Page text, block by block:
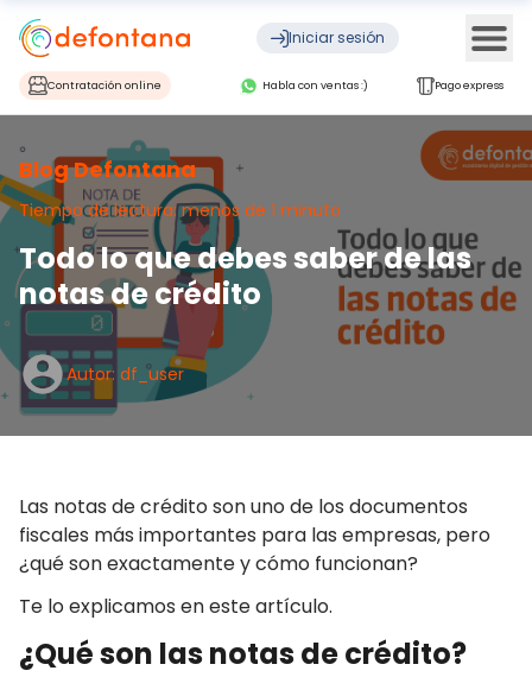
Iniciar sesión
Contratación online Habla con ventas :) Pago express
Blog Defontana
Tiempo de lectura: menos de 1 minuto
Todo lo que debes saber de las
notas de crédito
Autor: df_user
Las notas de crédito son uno de los documentos
fiscales más importantes para las empresas, pero
¿qué son exactamente y cómo funcionan?
Te lo explicamos en este artículo.
¿Qué son las notas de crédito?